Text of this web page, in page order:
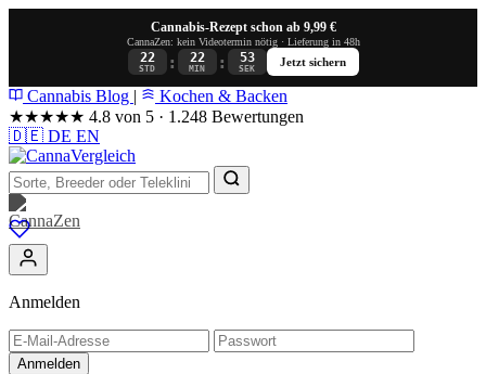
Cannabis-Rezept schon ab 9,99 €
CannaZen: kein Videotermin nötig · Lieferung in 48h
22
STD : 22
MIN : 53
SEK
Jetzt sichern
Cannabis Blog |
Kochen & Backen
★★★★★ 4.8 von 5 · 1.248 Bewertungen
🇩🇪 DE EN
Anmelden
Anmelden